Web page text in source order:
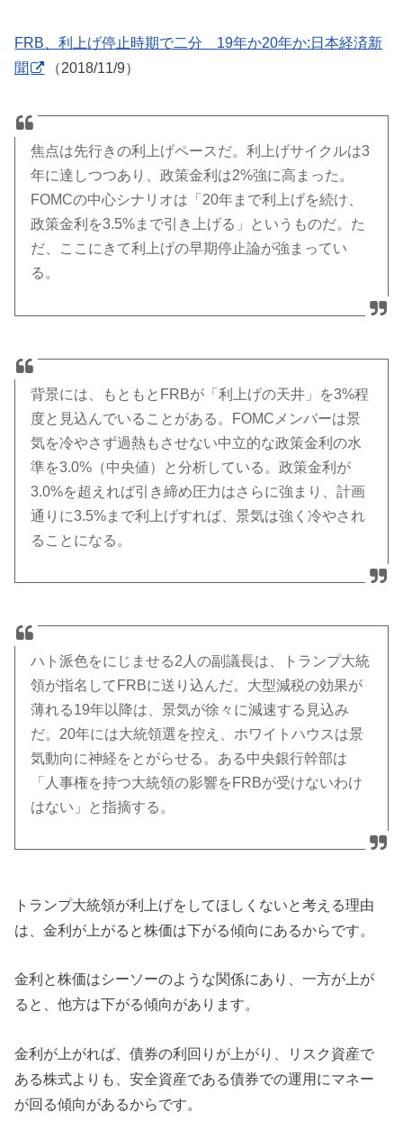
FRB、利上げ停止時期で二分 19年か20年か:日本経済新
聞
（2018/11/9）
焦点は先行きの利上げペースだ。利上げサイクルは3
年に達しつつあり、政策金利は2%強に高まった。
FOMCの中心シナリオは「20年まで利上げを続け、
政策金利を3.5%まで引き上げる」というものだ。た
だ、ここにきて利上げの早期停止論が強まってい
る。
背景には、もともとFRBが「利上げの天井」を3%程
度と見込んでいることがある。FOMCメンバーは景
気を冷やさず過熱もさせない中立的な政策金利の水
準を3.0%（中央値）と分析している。政策金利が
3.0%を超えれば引き締め圧力はさらに強まり、計画
通りに3.5%まで利上げすれば、景気は強く冷やされ
ることになる。
ハト派色をにじませる2人の副議長は、トランプ大統
領が指名してFRBに送り込んだ。大型減税の効果が
薄れる19年以降は、景気が徐々に減速する見込み
だ。20年には大統領選を控え、ホワイトハウスは景
気動向に神経をとがらせる。ある中央銀行幹部は
「人事権を持つ大統領の影響をFRBが受けないわけ
はない」と指摘する。
トランプ大統領が利上げをしてほしくないと考える理由
は、金利が上がると株価は下がる傾向にあるからです。
金利と株価はシーソーのような関係にあり、一方が上が
ると、他方は下がる傾向があります。
金利が上がれば、債券の利回りが上がり、リスク資産で
ある株式よりも、安全資産である債券での運用にマネー
が回る傾向があるからです。